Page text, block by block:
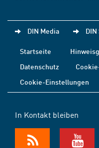
DIN Media
Startseite
Datenschutz
Cookie-Einstellungen
In Kontakt bleiben